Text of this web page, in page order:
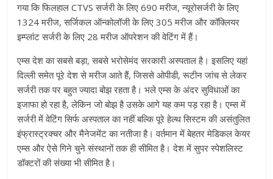
गया कि फिलहाल CTVS सर्जरी के लिए 690 मरीज, न्यूरोसर्जरी के लिए
1324 मरीज, सर्जिकल ऑन्कोलॉजी के लिए 305 मरीज और कॉक्लियर
इम्प्लांट सर्जरी के लिए 28 मरीज ऑपरेशन की वेटिंग में हैं।
एम्स देश का सबसे बड़ा, सबसे भरोसेमंद सरकारी अस्पताल है। इसलिए यहां
दिल्ली समेत पूरे देश से मरीज आते हैं, जिससे ओपीडी, रूटीन जांच से लेकर
सर्जरी तक पर बहुत ज्यादा बोझ रहता है। भले एम्स के अंदर सुविधाओं का
इजाफा हो रहा है, लेकिन जो बोझ है उसके आगे यह कम पड़ रहा है। एम्स में
सर्जरी में वेटिंग सिर्फ अस्पताल का नहीं बल्कि पूरे हेल्थ सिस्टम की असंतुलित
इंफ्रास्ट्रक्चर और मैनेजमेंट का नतीजा है। वर्तमान में बेहतर मेडिकल केयर
एम्स और ऐसे गिने चुने संस्थानों तक ही सीमित है। देश में सुपर स्पेशलिस्ट
डॉक्टरों की संख्या भी सीमित है।